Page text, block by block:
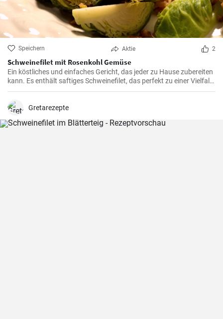
Speichern Aktie 2
Schweinefilet mit Rosenkohl Gemüse
Ein köstliches und einfaches Gericht, das jeder zu Hause zubereiten
kann. Es enthält saftiges Schweinefilet, das perfekt zu einer Vielfalt
von Gemüse passt. Ideal für ein Familienessen oder ein spezielles
Gretarezepte